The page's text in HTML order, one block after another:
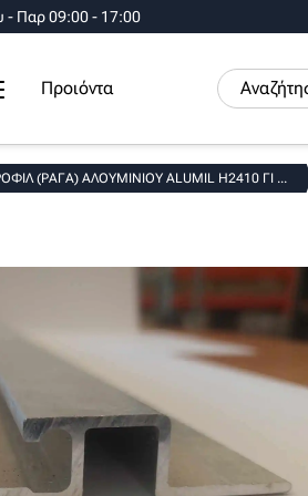
- Παρ 09:00 - 17:00
Προιόντα
(ΡΑΓΑ) ΑΛΟΥΜΙΝΙΟΥ ALUMIL H2410 ΓΙ ...